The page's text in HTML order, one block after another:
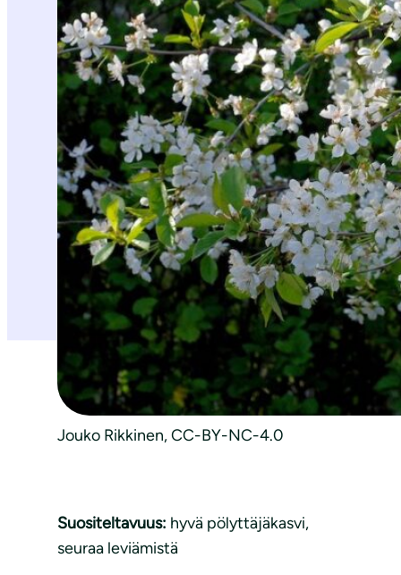
Jouko Rikkinen, CC-BY-NC-4.0
Suositeltavuus: hyvä pölyttäjäkasvi
seuraa leviämistä